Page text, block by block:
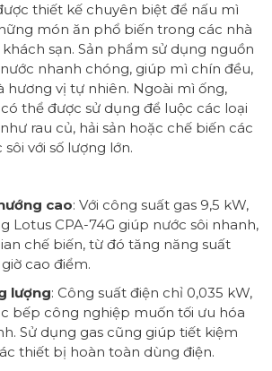
thiết kế chuyên biệt để nấu mì
món ăn phổ biến trong các nhà
sạn. Sản phẩm sử dụng nguồn
nhanh chóng, giúp mì chín đều,
hương vị tự nhiên. Ngoài mì ống,
thể được sử dụng để luộc các loại
rau củ, hải sản hoặc chế biến các
với số lượng lớn.
cao: Với công suất gas 9,5 kW,
Lotus CPA-74G giúp nước sôi nhanh,
chế biến, từ đó tăng năng suất
cao điểm.
lượng: Công suất điện chỉ 0,035 kW,
bếp công nghiệp muốn tối ưu hóa
Sử dụng gas cũng giúp tiết kiệm
thiết bị hoàn toàn dùng điện.